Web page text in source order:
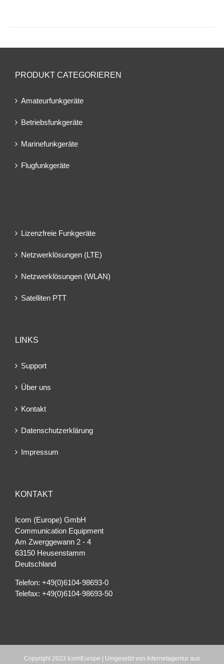
PRODUKT CATEGORIEREN
Amateurfunkgeräte
Betriebsfunkgeräte
Marinefunkgeräte
Flugfunkgeräte
Lizenzfreie Funkgeräte
Netzwerklösungen (LTE)
Netzwerklösungen (WLAN)
Satelliten PTT
LINKS
Support
Über uns
Kontakt
Datenschutzerklärung
Impressum
KONTAKT
Icom (Europe) GmbH
Communication Equipment
Am Zwerggewann 2 ‐ 4
63150 Heusenstamm
Deutschland
Telefon: +49(0)6104-98693-0
Telefax: +49(0)6104-98693-50
Copyright 2023 IcomEurope | Umgesetzt von Internetagentur aus